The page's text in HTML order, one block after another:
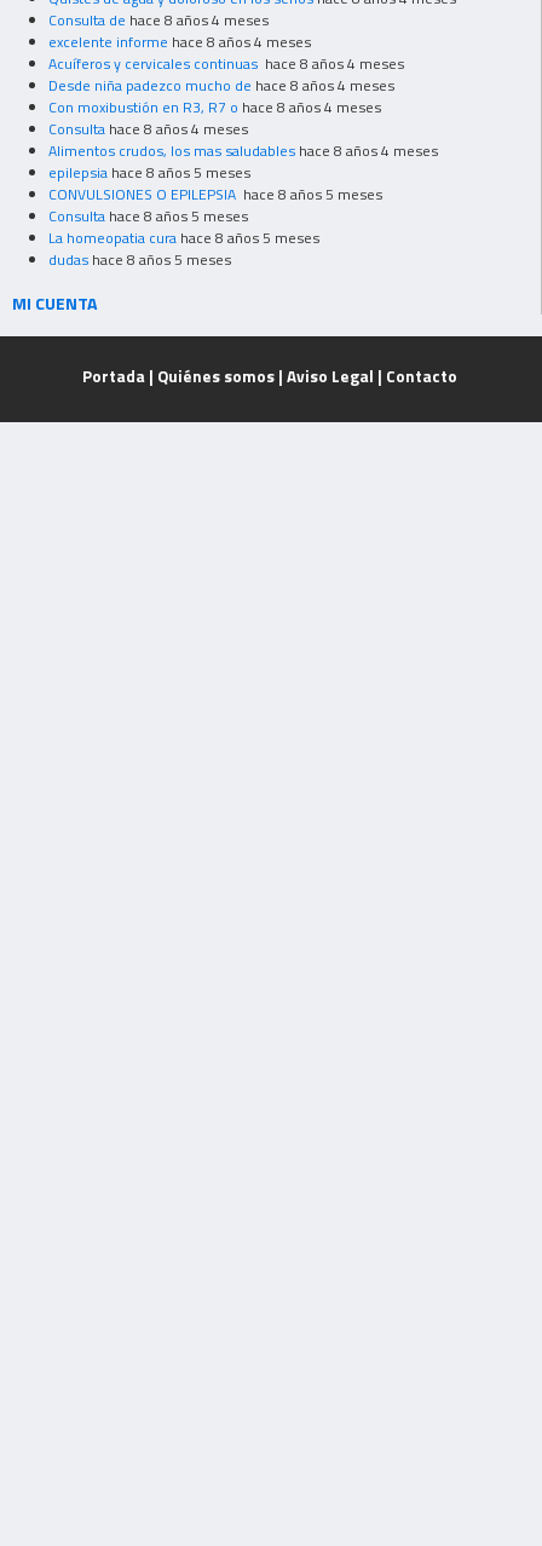
Consulta de hace 8 años 4 meses
excelente informe hace 8 años 4 meses
Acuíferos y cervicales continuas hace 8 años 4 meses
Desde niña padezco mucho de hace 8 años 4 meses
Con moxibustión en R3, R7 o hace 8 años 4 meses
Consulta hace 8 años 4 meses
Alimentos crudos, los mas saludables hace 8 años 4 meses
epilepsia hace 8 años 5 meses
CONVULSIONES O EPILEPSIA hace 8 años 5 meses
Consulta hace 8 años 5 meses
La homeopatia cura hace 8 años 5 meses
dudas hace 8 años 5 meses
MI CUENTA
Portada | Quiénes somos| Aviso Legal | Contacto